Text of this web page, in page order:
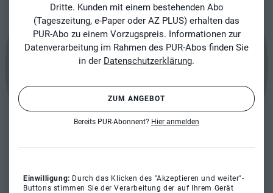
Dritte. Kunden mit einem bestehenden Abo
(Tageszeitung, e-Paper oder AZ PLUS) erhalten das
PUR-Abo zu einem Vorzugspreis. Informationen zur
Datenverarbeitung im Rahmen des PUR-Abos finden Sie
in der Datenschutzerklärung.
ZUM ANGEBOT
Bereits PUR-Abonnent? Hier anmelden
Einwilligung: Durch das Klicken des "Akzeptieren und weiter"-
Buttons stimmen Sie der Verarbeitung der auf Ihrem Gerät